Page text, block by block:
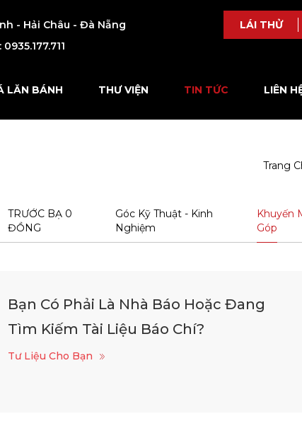
- Hải Châu - Đà Nẵng
LÁI THỬ
LĂN BÁNH THƯ VIỆN TIN TỨC LIÊN
Trang
TRƯỚC BẠ 0
ĐỒNG
Góc Kỹ Thuật - Kinh
Nghiệm
Khuyến
Góp
Bạn Có Phải Là Nhà Báo Hoặc Đang
Tìm Kiếm Tài Liệu Báo Chí?
Tư Liệu Cho Bạn